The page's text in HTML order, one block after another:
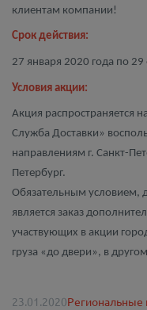
клиентам компании!
Срок действия:
27 января 2020 года по
Условия акции:
Акция распространяется
Служба Доставки»
направлениям г. Санкт-
Петербург.
Обязательным условием,
является заказ
участвующих в акции
груза «до двери», в
23.01.2020Региональные